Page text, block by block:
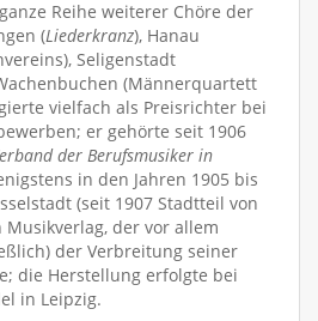
Reihe weiterer Chöre der
(Liederkranz), Hanau
Seligenstadt
(Männerquartett
vielfach als Preisrichter bei
er gehörte seit 1906
der Berufsmusiker in
in den Jahren 1905 bis
(seit 1907 Stadtteil von
der vor allem
der Verbreitung seiner
die Herstellung erfolgte bei
in Leipzig.